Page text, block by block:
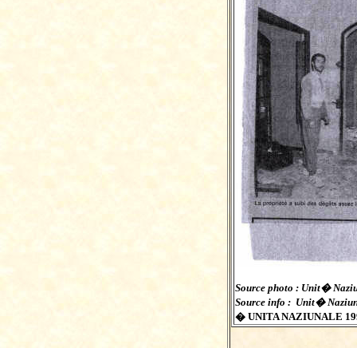
Source photo : Unit�
Source info : Unit�
� UNITA NAZIUNALE